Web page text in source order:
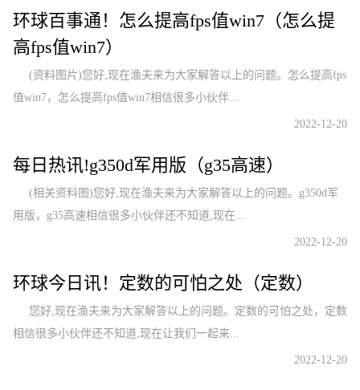
环球百事通！怎么提高fps值win7（怎么提
高fps值win7）
(资料图片)您好,现在渔夫来为大家解答以上的问题。怎么提高fps
值win7，怎么提高fps值win7相信很多小伙伴...
2022-12-20
每日热讯!g350d军用版（g35高速）
(相关资料图)您好,现在渔夫来为大家解答以上的问题。g350d军
用版，g35高速相信很多小伙伴还不知道,现在...
2022-12-20
环球今日讯！定数的可怕之处（定数）
您好,现在渔夫来为大家解答以上的问题。定数的可怕之处，定数
相信很多小伙伴还不知道,现在让我们一起来...
2022-12-20